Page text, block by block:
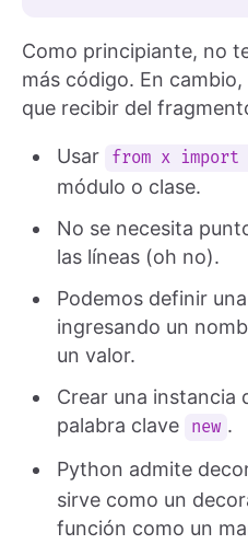
Como principiante, no
más código. En
que recibir del
Usar from x import
módulo o clase.
No se necesita
las líneas (oh no).
Podemos definir
ingresando un
un valor.
Crear una instancia
palabra clave
new .
Python admite
sirve como un
función como un